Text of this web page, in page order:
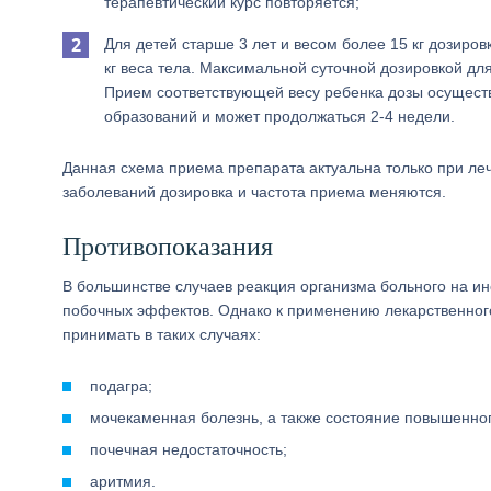
Для детей старше 3 лет и весом более 15 кг
кг веса тела. Максимальной суточной дозировкой
Прием соответствующей весу ребенка дозы
образований и может продолжаться 2-4 недели.
Данная схема приема препарата актуальна только при
заболеваний дозировка и частота приема меняются.
Противопоказания
В большинстве случаев реакция организма больного на
побочных эффектов. Однако к применению
принимать в таких случаях:
подагра;
мочекаменная болезнь, а также состояние
почечная недостаточность;
аритмия.